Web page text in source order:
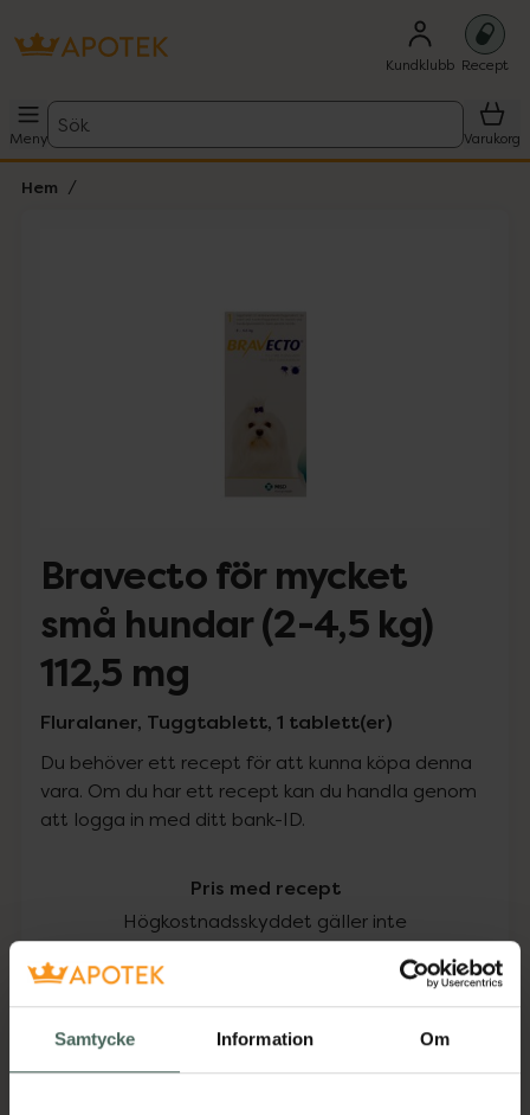
Samtycke Information Om
Kundklubb Recept
Meny
Sök
Varukorg
Hem
Bravecto för mycket
små hundar (2-4,5 kg)
112,5 mg
Fluralaner, Tuggtablett, 1 tablett(er)
Du behöver ett recept för att kunna köpa denna
vara. Om du har ett recept kan du handla genom
att logga in med ditt bank-ID.
Pris med recept
Högkostnadsskyddet gäller inte
314,50 kr
I apotek:314,50 kr